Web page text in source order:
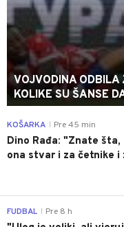
VOJVODINA ODBILA
KOLIKE SU ŠANSE
KOŠARKA Pre 45 min
Dino Rađa: "Znate
ona stvar i za četnike i
FUDBAL Pre 8 h